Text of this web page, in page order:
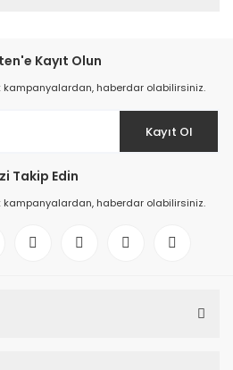
Kayıt Olun
kampanyalardan, haberdar olabilirsiniz.
Kayıt Ol
Takip Edin
kampanyalardan, haberdar olabilirsiniz.